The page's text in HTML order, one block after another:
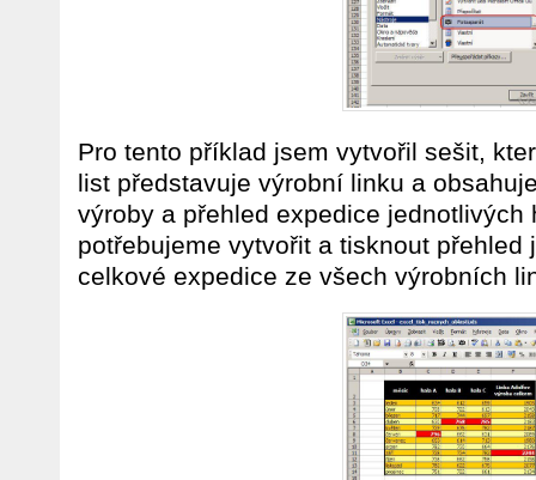
Pro tento příklad jsem vytvořil sešit,
list představuje výrobní linku a
výroby a přehled expedice
potřebujeme vytvořit a tisknout přehled
celkové expedice ze všech výrobních